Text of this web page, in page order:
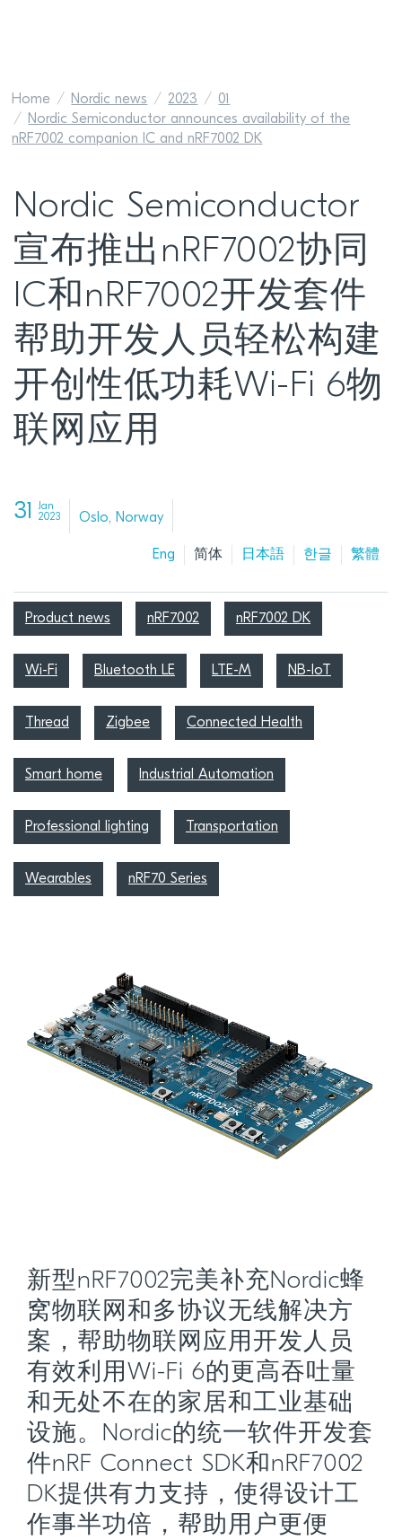
Home Nordic news 2023
01
Nordic Semiconductor announces availability of the
nRF7002 companion IC and nRF7002 DK
Nordic Semiconductor
宣布推出nRF7002协同
IC和nRF7002开发套件
帮助开发人员轻松构建
开创性低功耗Wi-Fi 6物
联网应用
31
Jan
2023
Oslo, Norway
Eng 简体 日本語 한글 繁體
Product news nRF7002 nRF7002 DK
Wi-Fi Bluetooth LE LTE-M NB-IoT
Thread Zigbee Connected Health
Smart home Industrial Automation
Professional lighting Transportation
Wearables nRF70 Series
新型nRF7002完美补充Nordic蜂
窝物联网和多协议无线解决方
案，帮助物联网应用开发人员
有效利用Wi-Fi 6的更高吞吐量
和无处不在的家居和工业基础
设施。Nordic的统一软件开发套
件nRF Connect SDK和nRF7002
DK提供有力支持，使得设计工
作事半功倍，帮助用户更便